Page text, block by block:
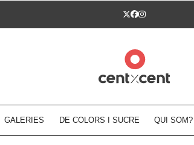
Twitter
Facebook
Instagram
GALERIES DE COLORS I SUCRE QUI SOM?